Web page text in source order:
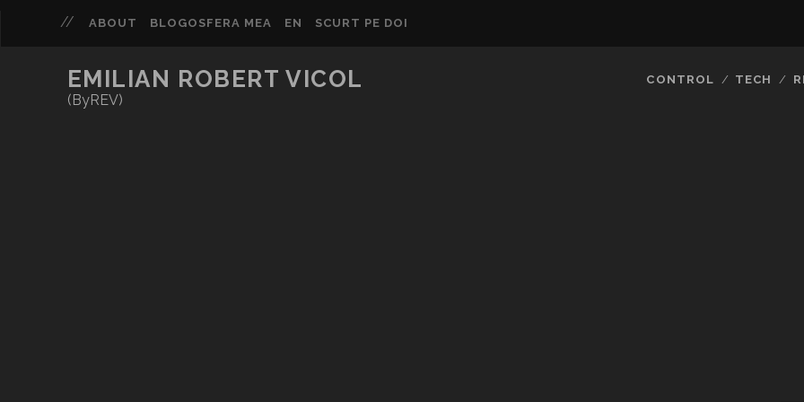
ABOUT BLOGOSFERA MEA EN SCURT PE DOI
EMILIAN ROBERT VICOL
(ByREV)
CONTROL TECH